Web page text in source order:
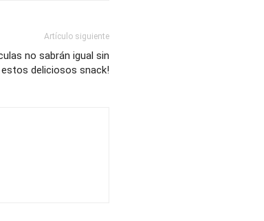
Artículo siguiente
no sabrán igual sin
estos deliciosos snack!